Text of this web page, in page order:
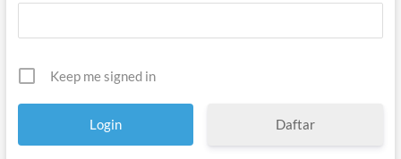
Keep me signed in
Daftar